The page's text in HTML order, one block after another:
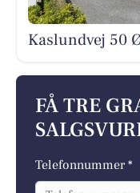
Kaslundvej 50
FÅ TRE
Telefonnummer *